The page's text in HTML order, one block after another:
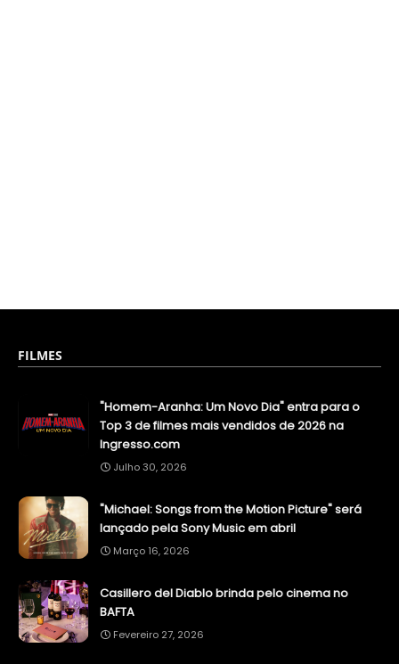
FILMES
"Homem-Aranha: Um Novo Dia" entra para o
Top 3 de filmes mais vendidos de 2026 na
Ingresso.com
Julho 30, 2026
"Michael: Songs from the Motion Picture" será
lançado pela Sony Music em abril
Março 16, 2026
Casillero del Diablo brinda pelo cinema no
BAFTA
Fevereiro 27, 2026